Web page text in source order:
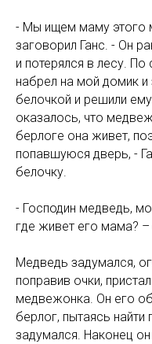
- Мы ищем маму этого
заговорил Ганс. - Он
и потерялся в лесу. По
набрел на мой домик
белочкой и решили
оказалось, что
берлоге она живет,
попавшуюся дверь, -
белочку.
- Господин медведь,
где живет его мама? –
Медведь задумался,
поправив очки,
медвежонка. Он его
берлог, пытаясь
задумался. Наконец